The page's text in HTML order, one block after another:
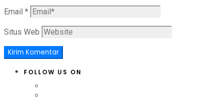
Email *
Situs Web
FOLLOW US ON